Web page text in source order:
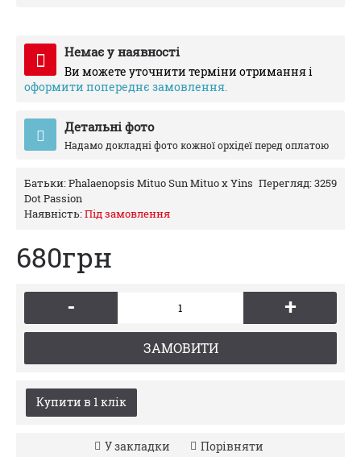
Немає у наявності
Ви можете уточнити терміни отримання і
оформити попереднє замовлення.
Детальні фото
Надамо докладні фото кожної орхідеї перед оплатою
Перегляд: 3259
Батьки:Phalaenopsis Mituo Sun Mituo x Yins
Dot Passion
Наявність:Пiд замовлення
680грн
- +
ЗАМОВИТИ
Купити в 1 клiк
У закладки Порівняти